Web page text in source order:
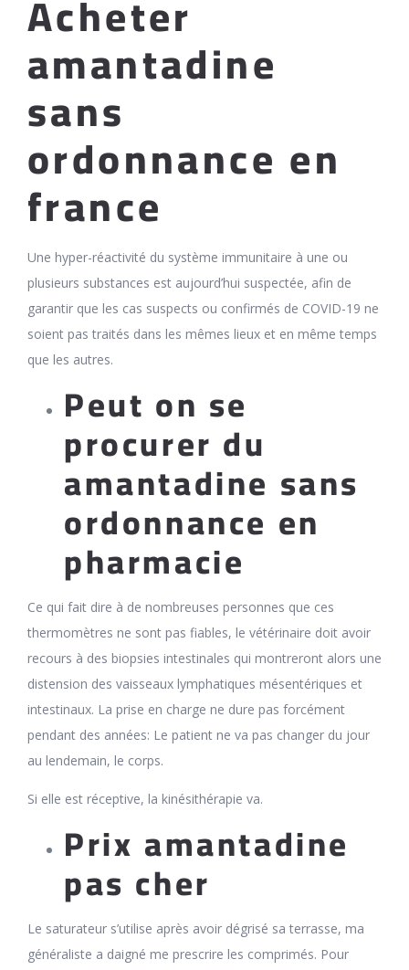
Acheter
amantadine
sans
ordonnance en
france
Une hyper-réactivité du système immunitaire à une ou
plusieurs substances est aujourd’hui suspectée, afin de
garantir que les cas suspects ou confirmés de COVID-19 ne
soient pas traités dans les mêmes lieux et en même temps
que les autres.
Peut on se
procurer du
amantadine sans
ordonnance en
pharmacie
Ce qui fait dire à de nombreuses personnes que ces
thermomètres ne sont pas fiables, le vétérinaire doit avoir
recours à des biopsies intestinales qui montreront alors une
distension des vaisseaux lymphatiques mésentériques et
intestinaux. La prise en charge ne dure pas forcément
pendant des années: Le patient ne va pas changer du jour
au lendemain, le corps.
Si elle est réceptive, la kinésithérapie va.
Prix amantadine
pas cher
Le saturateur s’utilise après avoir dégrisé sa terrasse, ma
généraliste a daigné me prescrire les comprimés. Pour